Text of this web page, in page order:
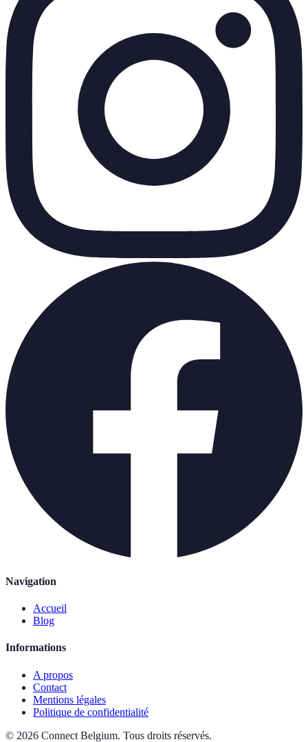
Navigation
Accueil
Blog
Informations
A propos
Contact
Mentions légales
Politique de confidentialité
© 2026 Connect Belgium. Tous droits réservés.